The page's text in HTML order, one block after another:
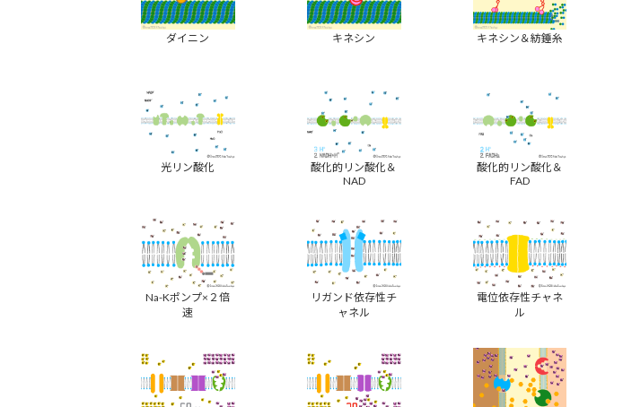
ダイニン キネシン キネシン＆紡錘糸
光リン酸化
酸化的リン酸化＆
NAD
酸化的リン酸化＆
FAD
Na-Kポンプ×２倍
速
リガンド依存性チ
ャネル
電位依存性チャネ
ル